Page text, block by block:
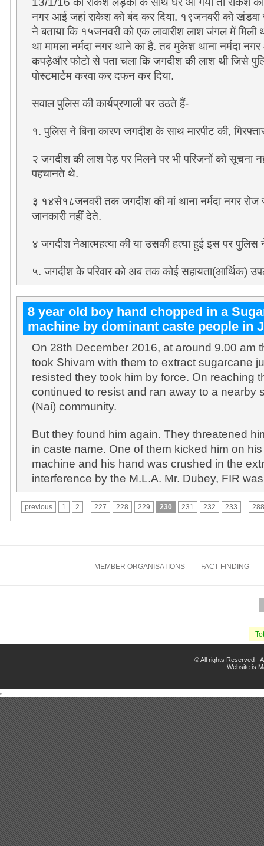
नगर आई जहां राकेश को बंद कर दिया. १९जनवरी को
ने बताया कि १५जनवरी को एक लावारीश लाश जंगल में
था मामला नर्मदा नगर थाने का है. तब मुकेश थाना नर्मदा
कपड़ेऔर फोटो से पता चला कि जगदीश की लाश थी जिसे
पोस्टमार्टम करवा कर दफन कर दिया.
सवाल पुलिस की कार्यप्रणाली पर उठते हैं-
१. पुलिस ने बिना कारण जगदीश के साथ मारपीट की,
२ जगदीश की लाश पेड़ पर मिलने पर भी परिजनों को सूचना
पहचानते थे.
३ १४से१८जनवरी तक जगदीश की मां थाना नर्मदा नगर
जानकारी नहीं देते.
४ जगदीश नेआत्महत्या की या उसकी हत्या हुई इस पर पुलिस
५. जगदीश के परिवार को अब तक कोई सहायता(आर्थिक)
8 year old boy hand chopped in a
machine by dominant caste people in
On 28th December 2016, at around 9.00 am
took Shivam with them to extract sugarcane
resisted they took him by force. On reaching
continued to resist and ran away to a nearby
(Nai) community.
But they found him again. They threatened
in caste name. One of them kicked him on
machine and his hand was crushed in the
interference by the M.L.A. Mr. Dubey, FIR
previous 1 2 ... 227 228 229 230 231 232 233 ... 288
MEMBER ORGANISATIONS FACT FINDING
© All rights Reserved -
Website is